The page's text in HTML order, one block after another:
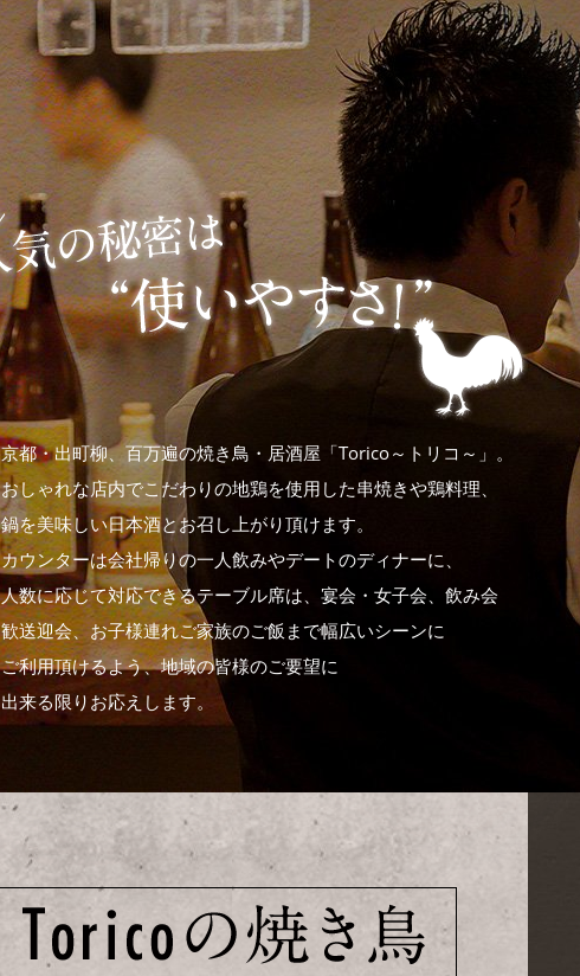
京都・出町柳、百万遍の焼き鳥・居酒屋「Torico～トリコ～」。
おしゃれな店内でこだわりの地鶏を使用した串焼きや鶏料理、
鍋を美味しい日本酒とお召し上がり頂けます。
カウンターは会社帰りの一人飲みやデートのディナーに、
人数に応じて対応できるテーブル席は、宴会・女子会、飲み会
歓送迎会、お子様連れご家族のご飯まで幅広いシーンに
ご利用頂けるよう、地域の皆様のご要望に
出来る限りお応えします。